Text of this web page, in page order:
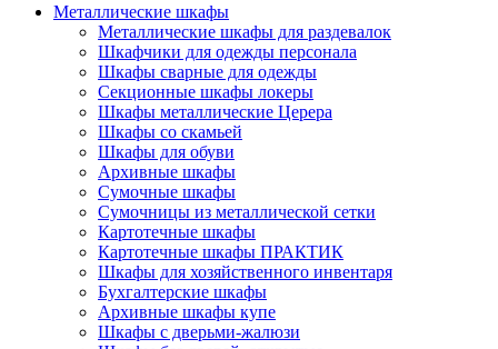
Металлические шкафы
Металлические шкафы для раздевалок
Шкафчики для одежды персонала
Шкафы сварные для одежды
Секционные шкафы локеры
Шкафы металлические Церера
Шкафы со скамьей
Шкафы для обуви
Архивные шкафы
Сумочные шкафы
Сумочницы из металлической сетки
Картотечные шкафы
Картотечные шкафы ПРАКТИК
Шкафы для хозяйственного инвентаря
Бухгалтерские шкафы
Архивные шкафы купе
Шкафы с дверьми-жалюзи